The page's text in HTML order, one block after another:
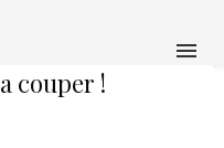
couper !